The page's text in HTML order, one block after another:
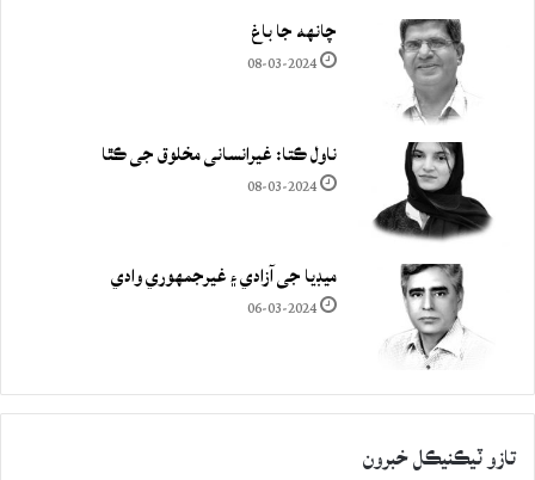
چانهه جا باغ
08-03-2024
ناول ڪتا: غيرانساني مخلوق جي ڪٿا
08-03-2024
ميڊيا جي آزادي ۽ غيرجمھوري وادي
06-03-2024
تازو ٽيڪنيڪل خبرون